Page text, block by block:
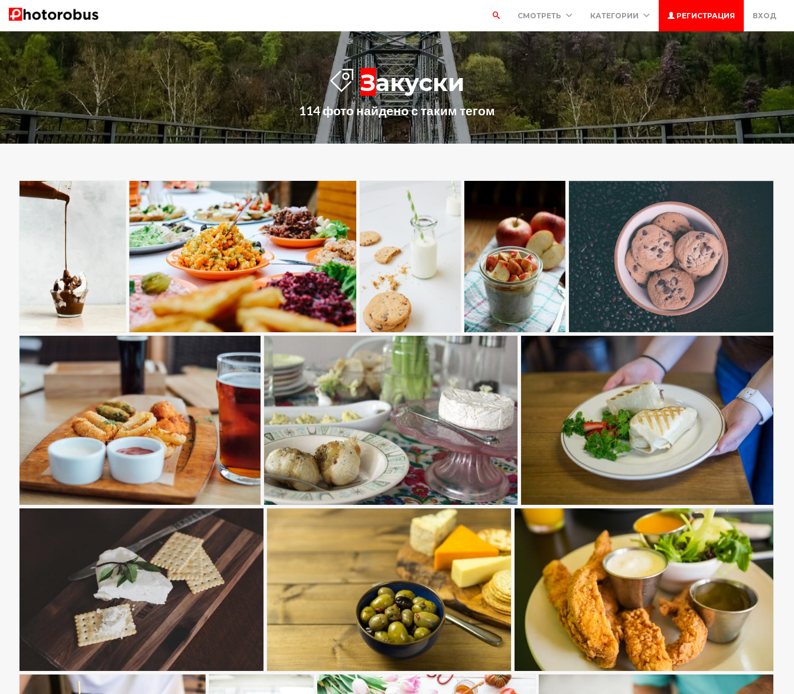
СМОТРЕТЬ КАТЕГОРИИ РЕГИСТРАЦИЯ ВХОД
Закуски
114 фото найдено с таким тегом